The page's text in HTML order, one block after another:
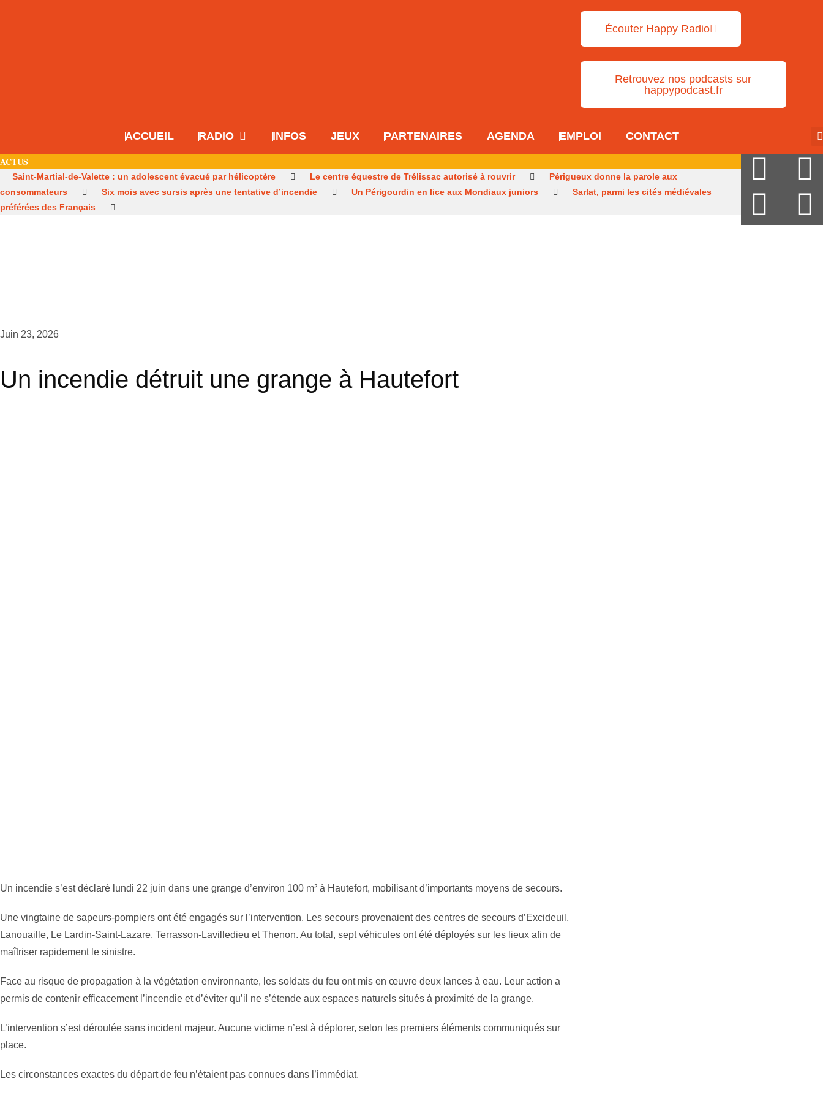
Écouter Happy Radio
Retrouvez nos podcasts sur
happypodcast.fr
ACCUEIL RADIO INFOS JEUX PARTENAIRES AGENDA EMPLOI CONTACT
ACTUS
Saint-Martial-de-Valette : un adolescent évacué par hélicoptère Le centre équestre de Trélissac autorisé à rouvrir
Périgueux donne la parole aux
consommateurs
Six mois avec sursis après une tentative d’incendie Un Périgourdin en lice aux Mondiaux juniors
Sarlat, parmi les cités médiévales
préférées des Français
Juin 23, 2026
Un incendie détruit une grange à Hautefort
Un incendie s’est déclaré lundi 22 juin dans une grange d’environ 100 m² à Hautefort, mobilisant d’importants moyens de secours.
Une vingtaine de sapeurs-pompiers ont été engagés sur l’intervention. Les secours provenaient des centres de secours d’Excideuil,
Lanouaille, Le Lardin-Saint-Lazare, Terrasson-Lavilledieu et Thenon. Au total, sept véhicules ont été déployés sur les lieux afin de
maîtriser rapidement le sinistre.
Face au risque de propagation à la végétation environnante, les soldats du feu ont mis en œuvre deux lances à eau. Leur action a
permis de contenir efficacement l’incendie et d’éviter qu’il ne s’étende aux espaces naturels situés à proximité de la grange.
L’intervention s’est déroulée sans incident majeur. Aucune victime n’est à déplorer, selon les premiers éléments communiqués sur
place.
Les circonstances exactes du départ de feu n’étaient pas connues dans l’immédiat.